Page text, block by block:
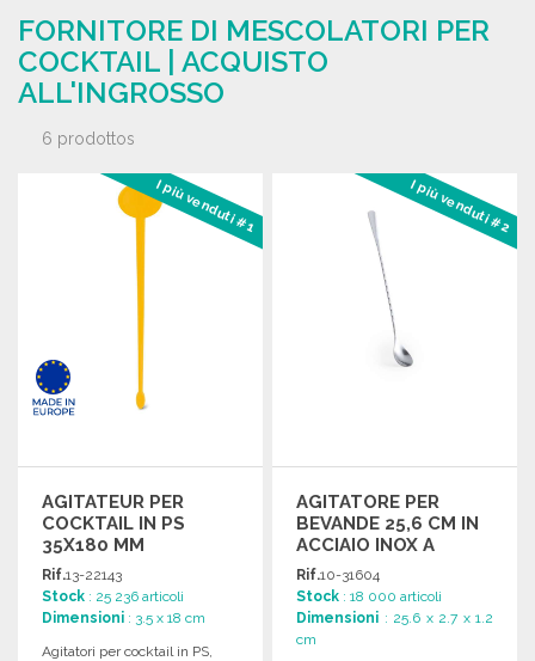
FORNITORE DI MESCOLATORI PER
COCKTAIL | ACQUISTO
ALL'INGROSSO
6 prodottos
I più venduti #1
AGITATEUR PER
COCKTAIL IN PS
35X180 MM
Rif.13-22143
Stock : 25 236 articoli
Dimensioni : 3.5 x 18 cm
Agitatori per cocktail in PS,
I più venduti #2
AGITATORE PER
BEVANDE 25,6 CM IN
ACCIAIO INOX A
PREZZI
ALL'INGROSSO
Rif.10-31604
Stock : 18 000 articoli
Dimensioni : 25.6 x 2.7 x 1.2
cm